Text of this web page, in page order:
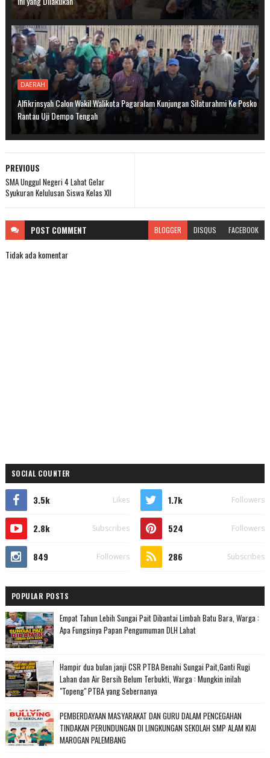
DAERAH
Alfikrinsyah Calon Wakil Walikota Pagaralam Kunjungan Silaturahmi Ke Posko
Rantau Uji Dempo Tengah
PREVIOUS
SMA Unggul Negeri 4 Lahat Gelar
Syukuran Kelulusan Siswa Kelas XII
POST COMMENT BLOGGER DISQUS FACEBOOK
Tidak ada komentar
SOCIAL COUNTER
3.5k Likes 1.7k Followers
2.8k Subscribes 524 Followers
849 Followers 286 Subscribes
POPULAR POSTS
Empat Tahun Lebih Sungai Pait Dibantai Limbah Batu Bara, Warga :
Apa Fungsinya Papan Pengumuman DLH Lahat
Hampir dua bulan janji CSR PTBA Benahi Sungai Pait,Ganti Rugi
Lahan dan Air Bersih Belum Terbukti, Warga : Mungkin inilah
"Topeng" PTBA yang Sebernanya
PEMBERDAYAAN MASYARAKAT DAN GURU DALAM PENCEGAHAN
TINDAKAN PERUNDUNGAN DI LINGKUNGAN SEKOLAH SMP ALAM KIAI
MAROGAN PALEMBANG